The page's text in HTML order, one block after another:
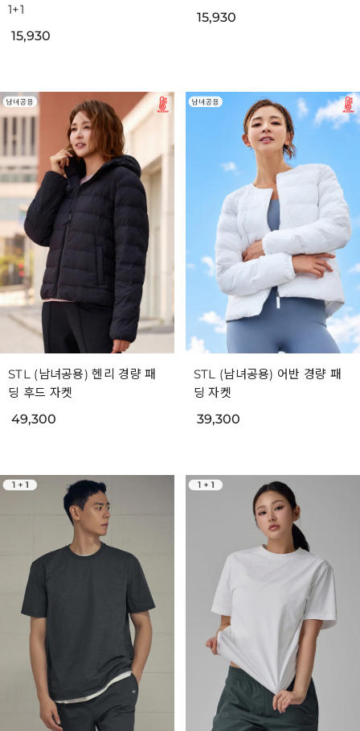
1+1
15,930
15,930
STL (남녀공용) 헨리 경량 패
딩 후드 자켓
49,300
STL (남녀공용) 어반 경량 패
딩 자켓
39,300